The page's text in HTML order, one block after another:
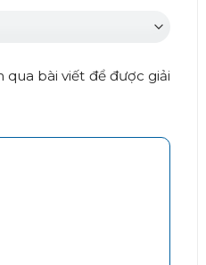
bài viết để được giải